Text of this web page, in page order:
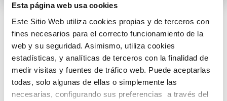
Esta página web usa cookies
Este Sitio Web utiliza cookies propias y de terceros con
fines necesarios para el correcto funcionamiento de la
web y su seguridad. Asimismo, utiliza cookies
estadísticas, y analíticas de terceros con la finalidad de
medir visitas y fuentes de tráfico web. Puede aceptarlas
todas, solo algunas de ellas o simplemente las
necesarias, configurando sus preferencias a través del
OFICINAS DE FORLOPD